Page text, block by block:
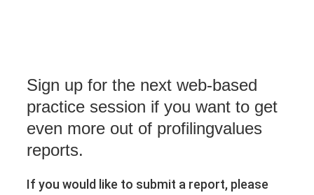
Sign up for the next web-based
practice session if you want to get
even more out of profilingvalues
reports.
If you would like to submit a report, please